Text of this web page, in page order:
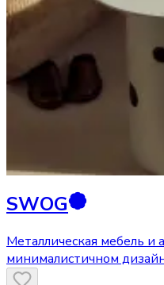
SWOG
Металлическая мебель и
минималистичном